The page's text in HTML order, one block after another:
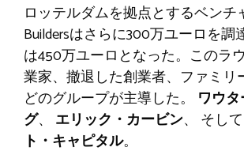
ロッテルダムを拠点とするベンチ
Buildersはさらに300万ユーロを調
は450万ユーロとなった。このラ
業家、撤退した創業者、ファミリ
どのグループが主導した。 ワウ
グ、 エリック・カービン、 そして
ト・キャピタル。